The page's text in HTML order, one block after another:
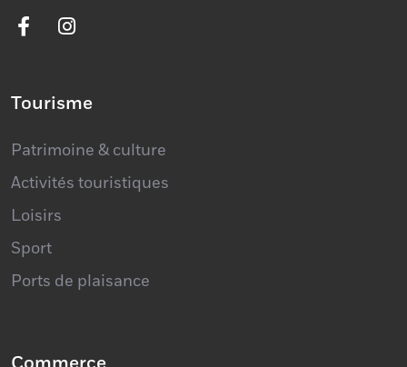
Activités touristiques
Loisirs
Sport
Ports de plaisance